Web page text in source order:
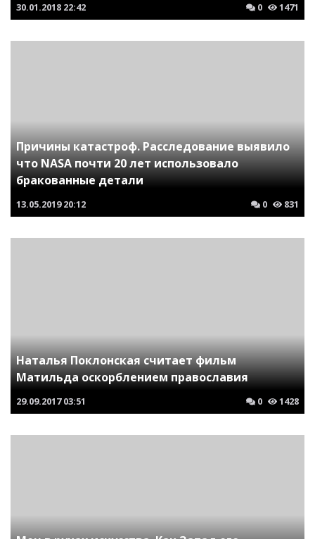
30.01.2018 22:42 0 1471
Причины катастроф. Расследование выявило
что NASA почти 20 лет использовало
бракованные детали
13.05.2019 20:12 0 831
Наталья Поклонская считает фильм
Матильда оскорблением православия
29.09.2017 03:51 0 1428